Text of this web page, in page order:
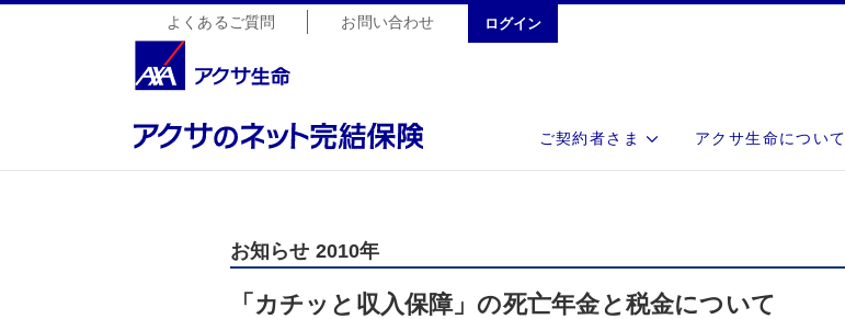
よくあるご質問 お問い合わせ ログイン
ご契約者さま アクサ生命について
お知らせ 2010年
「カチッと収入保障」の死亡年金と税金について